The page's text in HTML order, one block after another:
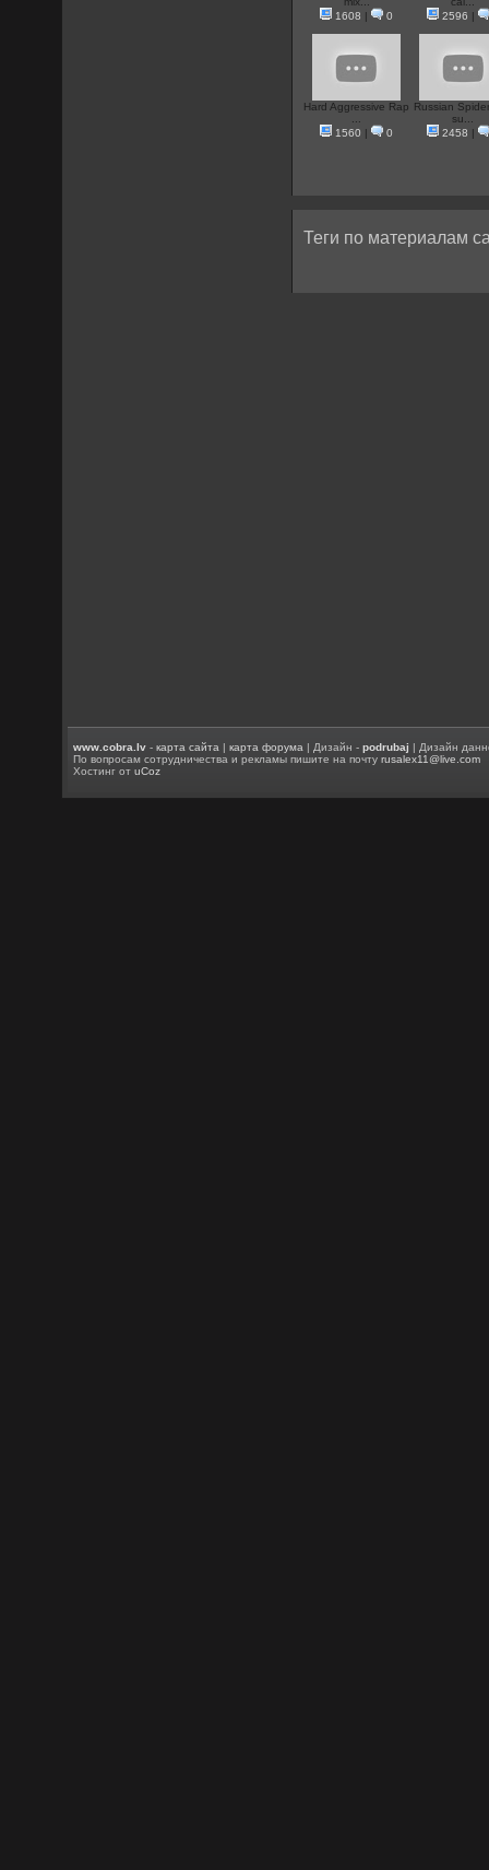
1608 | 0
2596 |
Hard Aggressive Rap
1560 | 0
Russian
su...
2458 |
Теги по материалам
www.cobra.lv -карта сайта |карта форума | Дизайн -podrubaj | Дизайн
По вопросам сотрудничества и рекламы пишите на почтуrusalex11@live.com
Хостинг отuCoz